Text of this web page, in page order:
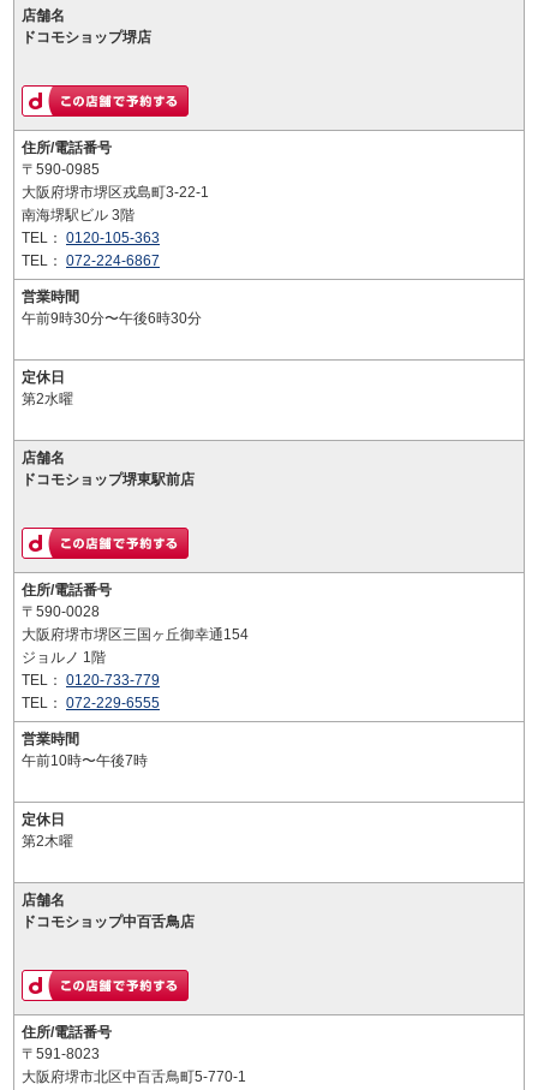
店舗名
ドコモショップ堺店
住所/電話番号
〒590-0985
大阪府堺市堺区戎島町3-22-1
南海堺駅ビル 3階
TEL： 0120-105-363
TEL： 072-224-6867
営業時間
午前9時30分〜午後6時30分
定休日
第2水曜
店舗名
ドコモショップ堺東駅前店
住所/電話番号
〒590-0028
大阪府堺市堺区三国ヶ丘御幸通154
ジョルノ 1階
TEL： 0120-733-779
TEL： 072-229-6555
営業時間
午前10時〜午後7時
定休日
第2木曜
店舗名
ドコモショップ中百舌鳥店
住所/電話番号
〒591-8023
大阪府堺市北区中百舌鳥町5-770-1